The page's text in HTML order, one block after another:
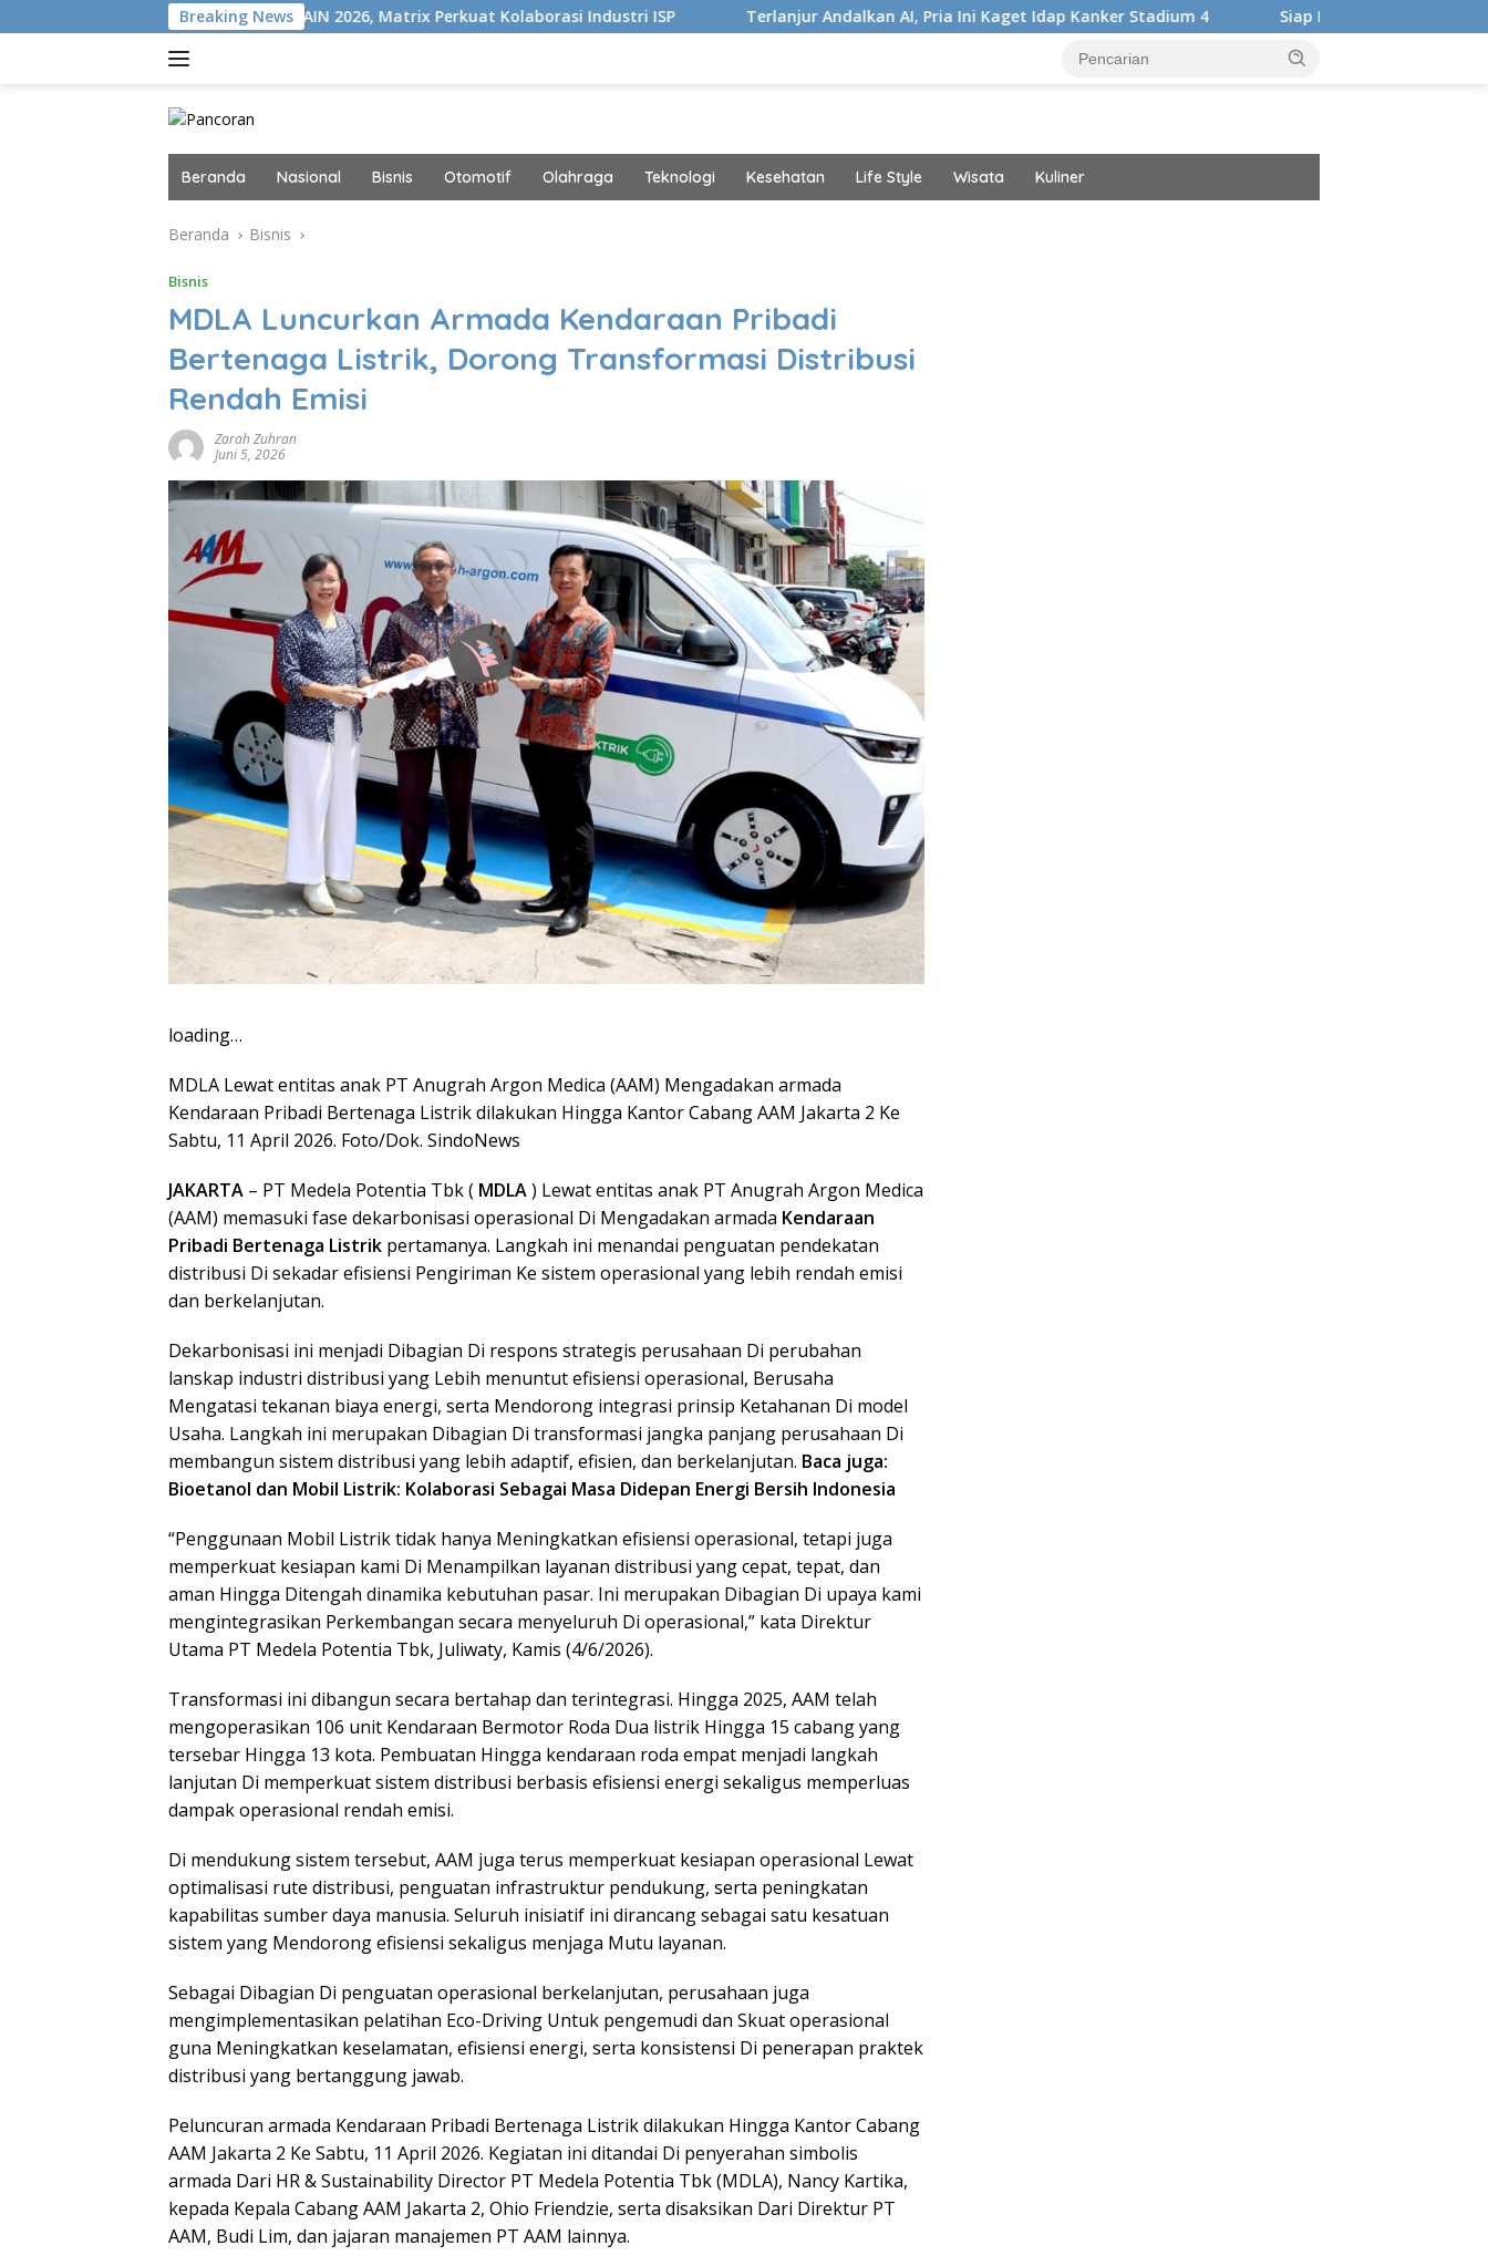
ke
Breaking News
Gelar MAIN 2026, Matrix Perkuat Kolaborasi Industri ISP Terlanjur Andalkan AI, Pria Ini Kaget Idap Kanker Stadium 4 Siap Harumkan Nama Bangsa, Audrey Bianca
Beranda Nasional Bisnis Otomotif Olahraga Teknologi Kesehatan Life Style Wisata Kuliner
Beranda Bisnis
Bisnis
MDLA Luncurkan Armada Kendaraan Pribadi
Bertenaga Listrik, Dorong Transformasi Distribusi
Rendah Emisi
Zarah Zuhran
Juni 5, 2026
loading…
MDLA Lewat entitas anak PT Anugrah Argon Medica (AAM) Mengadakan armada
Kendaraan Pribadi Bertenaga Listrik dilakukan Hingga Kantor Cabang AAM Jakarta 2 Ke
Sabtu, 11 April 2026. Foto/Dok. SindoNews
JAKARTA – PT Medela Potentia Tbk ( MDLA) Lewat entitas anak PT Anugrah Argon Medica
(AAM) memasuki fase dekarbonisasi operasional Di Mengadakan armada Kendaraan
Pribadi Bertenaga Listrik pertamanya. Langkah ini menandai penguatan pendekatan
distribusi Di sekadar efisiensi Pengiriman Ke sistem operasional yang lebih rendah emisi
dan berkelanjutan.
Dekarbonisasi ini menjadi Dibagian Di respons strategis perusahaan Di perubahan
lanskap industri distribusi yang Lebih menuntut efisiensi operasional, Berusaha
Mengatasi tekanan biaya energi, serta Mendorong integrasi prinsip Ketahanan Di model
Usaha. Langkah ini merupakan Dibagian Di transformasi jangka panjang perusahaan Di
membangun sistem distribusi yang lebih adaptif, efisien, dan berkelanjutan. Baca juga:
Bioetanol dan Mobil Listrik: Kolaborasi Sebagai Masa Didepan Energi Bersih Indonesia
“Penggunaan Mobil Listrik tidak hanya Meningkatkan efisiensi operasional, tetapi juga
memperkuat kesiapan kami Di Menampilkan layanan distribusi yang cepat, tepat, dan
aman Hingga Ditengah dinamika kebutuhan pasar. Ini merupakan Dibagian Di upaya kami
mengintegrasikan Perkembangan secara menyeluruh Di operasional,” kata Direktur
Utama PT Medela Potentia Tbk, Juliwaty, Kamis (4/6/2026).
Transformasi ini dibangun secara bertahap dan terintegrasi. Hingga 2025, AAM telah
mengoperasikan 106 unit Kendaraan Bermotor Roda Dua listrik Hingga 15 cabang yang
tersebar Hingga 13 kota. Pembuatan Hingga kendaraan roda empat menjadi langkah
lanjutan Di memperkuat sistem distribusi berbasis efisiensi energi sekaligus memperluas
dampak operasional rendah emisi.
Di mendukung sistem tersebut, AAM juga terus memperkuat kesiapan operasional Lewat
optimalisasi rute distribusi, penguatan infrastruktur pendukung, serta peningkatan
kapabilitas sumber daya manusia. Seluruh inisiatif ini dirancang sebagai satu kesatuan
sistem yang Mendorong efisiensi sekaligus menjaga Mutu layanan.
Sebagai Dibagian Di penguatan operasional berkelanjutan, perusahaan juga
mengimplementasikan pelatihan Eco-Driving Untuk pengemudi dan Skuat operasional
guna Meningkatkan keselamatan, efisiensi energi, serta konsistensi Di penerapan praktek
distribusi yang bertanggung jawab.
Peluncuran armada Kendaraan Pribadi Bertenaga Listrik dilakukan Hingga Kantor Cabang
AAM Jakarta 2 Ke Sabtu, 11 April 2026. Kegiatan ini ditandai Di penyerahan simbolis
armada Dari HR & Sustainability Director PT Medela Potentia Tbk (MDLA), Nancy Kartika,
kepada Kepala Cabang AAM Jakarta 2, Ohio Friendzie, serta disaksikan Dari Direktur PT
AAM, Budi Lim, dan jajaran manajemen PT AAM lainnya.